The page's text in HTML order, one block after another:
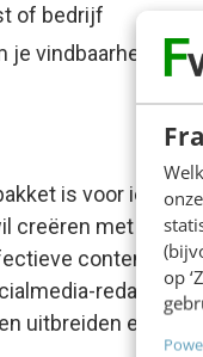
op
of bedrijf
je vindbaarheid te
is voor
creëren met
uitbreiden en